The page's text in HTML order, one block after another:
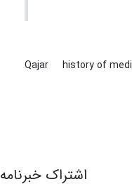
Qajar history of
اشتراک خبرنامه